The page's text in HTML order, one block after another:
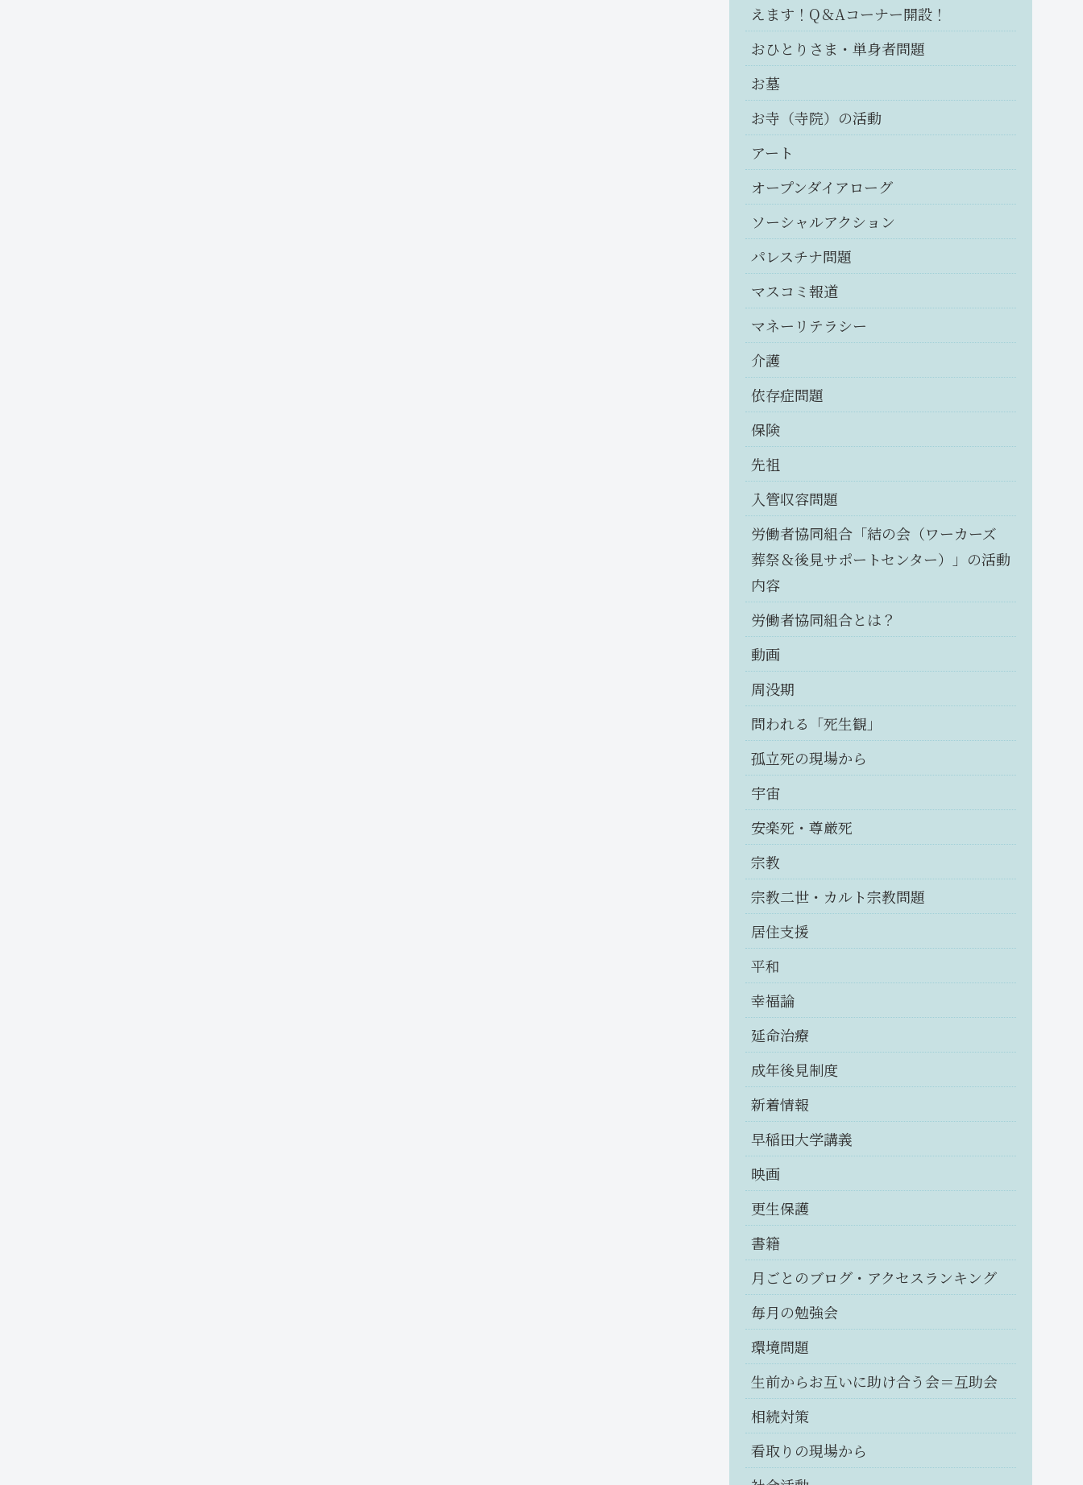
えます！Q＆Aコーナー開設！
おひとりさま・単身者問題
お墓
お寺（寺院）の活動
アート
オープンダイアローグ
ソーシャルアクション
パレスチナ問題
マスコミ報道
マネーリテラシー
介護
依存症問題
保険
先祖
入管収容問題
労働者協同組合「結の会（ワーカーズ
葬祭＆後見サポートセンター）」の活動
内容
労働者協同組合とは？
動画
周没期
問われる「死生観」
孤立死の現場から
宇宙
安楽死・尊厳死
宗教
宗教二世・カルト宗教問題
居住支援
平和
幸福論
延命治療
成年後見制度
新着情報
早稲田大学講義
映画
更生保護
書籍
月ごとのブログ・アクセスランキング
毎月の勉強会
環境問題
生前からお互いに助け合う会＝互助会
相続対策
看取りの現場から